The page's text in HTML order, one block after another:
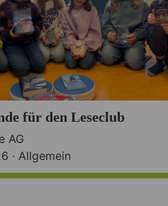
für den Leseclub
AG
· Allgemein